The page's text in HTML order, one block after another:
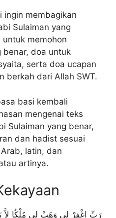
ingin membagikan
Sulaiman yang
memohon
benar, doa untuk
serta doa ucapan
berkah dari Allah SWT.
basi kembali
mengenai teks
Sulaiman yang benar,
dan hadist sesuai
latin, dan
artinya.
رَبِّ اغْفِرْ لِى وَهَبْ لِى مُلْكُا لاَّ